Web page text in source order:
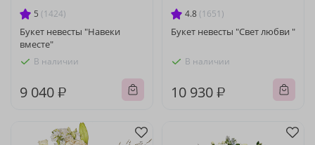
5 (1424)
Букет невесты "Навеки
вместе"
В наличии
9 040 ₽
4.8 (1651)
Букет невесты "Свет любви "
В наличии
10 930 ₽